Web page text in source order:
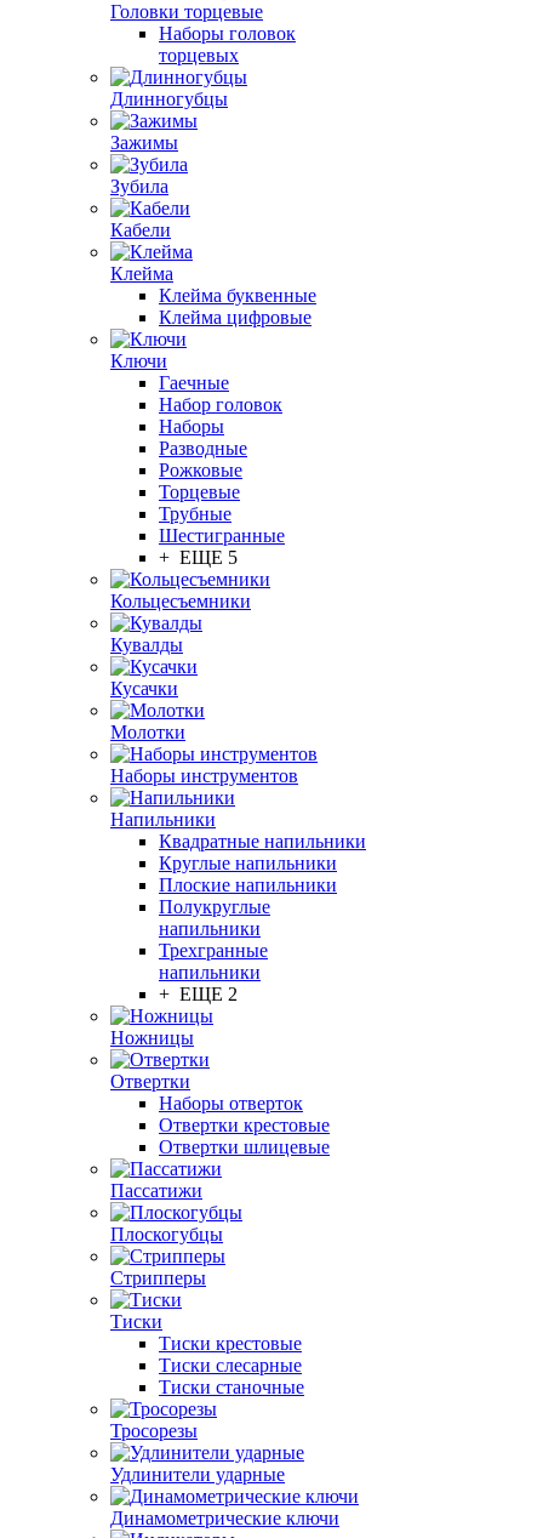
Головки торцевые
Наборы головок
торцевых
Длинногубцы
Зажимы
Зубила
Кабели
Клейма
Клейма буквенные
Клейма цифровые
Ключи
Гаечные
Набор головок
Наборы
Разводные
Рожковые
Торцевые
Трубные
Шестигранные
+ ЕЩЕ 5
Кольцесъемники
Кувалды
Кусачки
Молотки
Наборы инструментов
Напильники
Квадратные напильники
Круглые напильники
Плоские напильники
Полукруглые
напильники
Трехгранные
напильники
+ ЕЩЕ 2
Ножницы
Отвертки
Наборы отверток
Отвертки крестовые
Отвертки шлицевые
Пассатижи
Плоскогубцы
Стрипперы
Тиски
Тиски крестовые
Тиски слесарные
Тиски станочные
Тросорезы
Удлинители ударные
Динамометрические ключи